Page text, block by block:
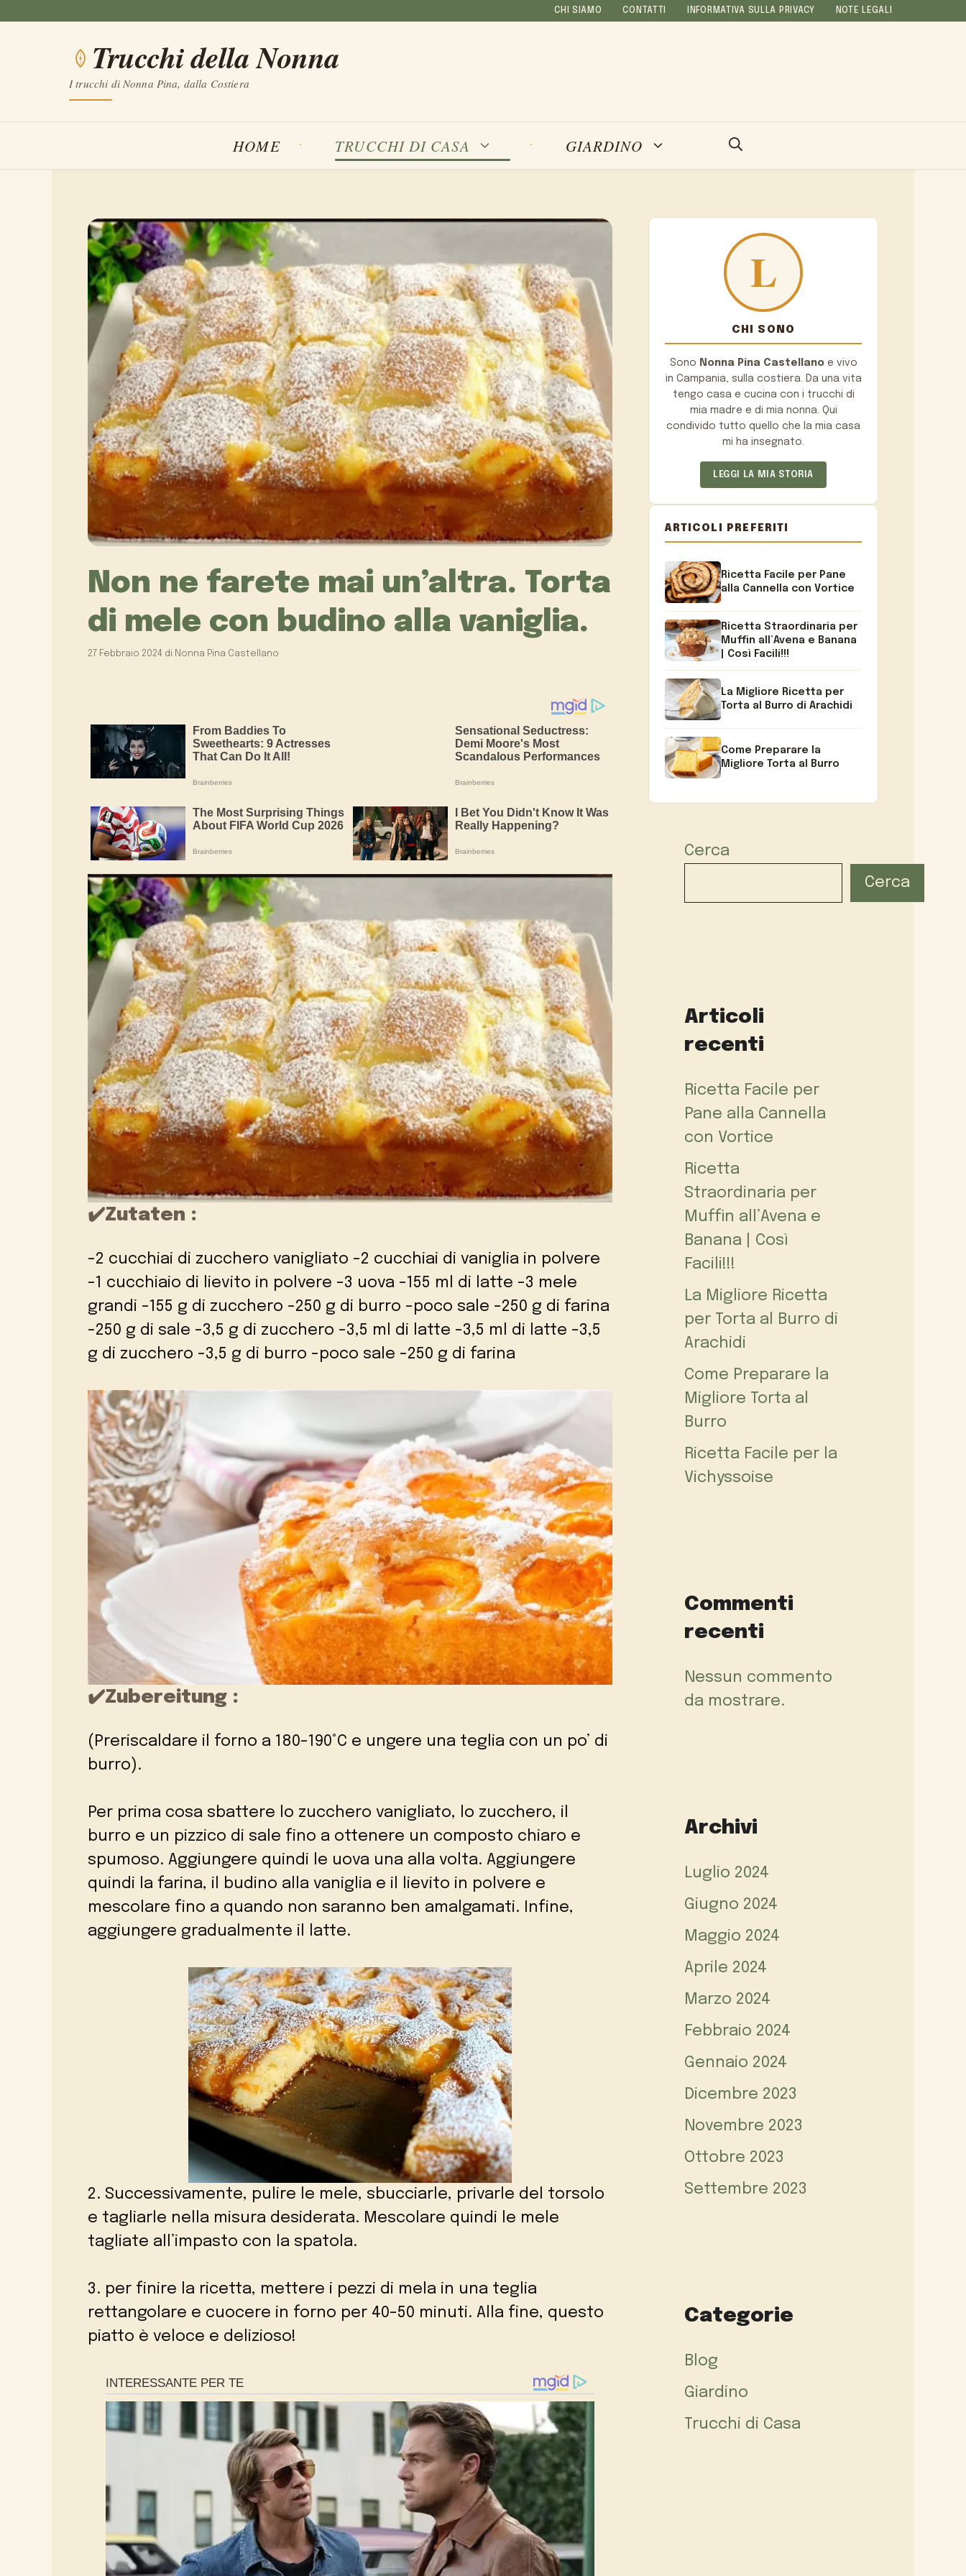
contenuto
CHI SIAMO CONTATTI INFORMATIVA SULLA PRIVACY NOTE LEGALI
Trucchi della Nonna
I trucchi di Nonna Pina, dalla Costiera
HOME TRUCCHI DI CASA GIARDINO
Non ne farete mai un’altra. Torta
di mele con budino alla vaniglia.
27 Febbraio 2024 di Nonna Pina Castellano
✔️Zutaten :
-2 cucchiai di zucchero vanigliato -2 cucchiai di vaniglia in polvere
-1 cucchiaio di lievito in polvere -3 uova -155 ml di latte -3 mele
grandi -155 g di zucchero -250 g di burro -poco sale -250 g di farina
-250 g di sale -3,5 g di zucchero -3,5 ml di latte -3,5 ml di latte -3,5
g di zucchero -3,5 g di burro -poco sale -250 g di farina
✔️Zubereitung :
(Preriscaldare il forno a 180-190°C e ungere una teglia con un po’ di
burro).
Per prima cosa sbattere lo zucchero vanigliato, lo zucchero, il
burro e un pizzico di sale fino a ottenere un composto chiaro e
spumoso. Aggiungere quindi le uova una alla volta. Aggiungere
quindi la farina, il budino alla vaniglia e il lievito in polvere e
mescolare fino a quando non saranno ben amalgamati. Infine,
aggiungere gradualmente il latte.
2. Successivamente, pulire le mele, sbucciarle, privarle del torsolo
e tagliarle nella misura desiderata. Mescolare quindi le mele
tagliate all’impasto con la spatola.
3. per finire la ricetta, mettere i pezzi di mela in una teglia
rettangolare e cuocere in forno per 40-50 minuti. Alla fine, questo
piatto è veloce e delizioso!
CHI SONO
Sono Nonna Pina Castellanoe vivo
in Campania, sulla costiera. Da una vita
tengo casa e cucina con i trucchi di
mia madre e di mia nonna. Qui
condivido tutto quello che la mia casa
mi ha insegnato.
LEGGI LA MIA STORIA
ARTICOLI PREFERITI
Ricetta Facile per Pane
alla Cannella con Vortice
Ricetta Straordinaria per
Muffin all’Avena e Banana
| Così Facili!!!
La Migliore Ricetta per
Torta al Burro di Arachidi
Come Preparare la
Migliore Torta al Burro
Cerca
Cerca
Articoli
recenti
Ricetta Facile per
Pane alla Cannella
con Vortice
Ricetta
Straordinaria per
Muffin all’Avena e
Banana | Così
Facili!!!
La Migliore Ricetta
per Torta al Burro di
Arachidi
Come Preparare la
Migliore Torta al
Burro
Ricetta Facile per la
Vichyssoise
Commenti
recenti
Nessun commento
da mostrare.
Archivi
Luglio 2024
Giugno 2024
Maggio 2024
Aprile 2024
Marzo 2024
Febbraio 2024
Gennaio 2024
Dicembre 2023
Novembre 2023
Ottobre 2023
Settembre 2023
Categorie
Blog
Giardino
Trucchi di Casa